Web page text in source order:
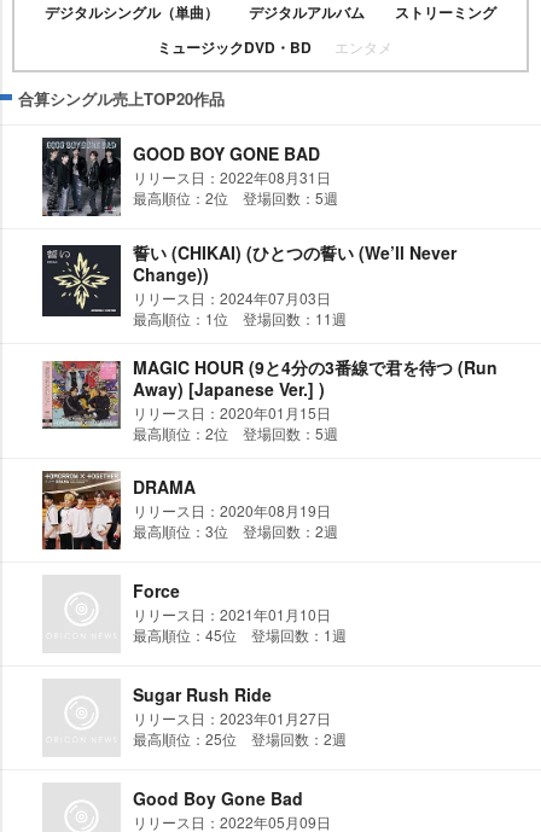
デジタルシングル（単曲）
デジタルアルバム
ストリーミング
ミュージックDVD・BD
エンタメ
合算シングル売上TOP20作品
GOOD BOY GONE BAD
リリース日：2022年08月31日
最高順位：2位 登場回数：5週
誓い (CHIKAI) (ひとつの誓い (We’ll Never
Change))
リリース日：2024年07月03日
最高順位：1位 登場回数：11週
MAGIC HOUR (9と4分の3番線で君を待つ (Run
Away) [Japanese Ver.] )
リリース日：2020年01月15日
最高順位：2位 登場回数：5週
DRAMA
リリース日：2020年08月19日
最高順位：3位 登場回数：2週
Force
リリース日：2021年01月10日
最高順位：45位 登場回数：1週
Sugar Rush Ride
リリース日：2023年01月27日
最高順位：25位 登場回数：2週
Good Boy Gone Bad
リリース日：2022年05月09日